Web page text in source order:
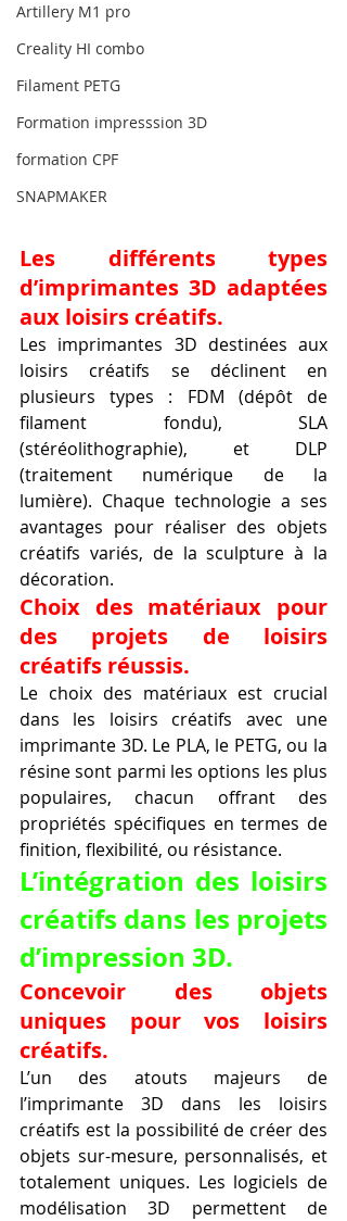
Artillery M1 pro
Creality HI combo
Filament PETG
Formation impresssion 3D
formation CPF
SNAPMAKER
Les différents types
d’imprimantes 3D adaptées
aux loisirs créatifs.
Les imprimantes 3D destinées aux
loisirs créatifs se déclinent en
plusieurs types : FDM (dépôt de
filament fondu), SLA
(stéréolithographie), et DLP
(traitement numérique de la
lumière). Chaque technologie a ses
avantages pour réaliser des objets
créatifs variés, de la sculpture à la
décoration.
Choix des matériaux pour
des projets de loisirs
créatifs réussis.
Le choix des matériaux est crucial
dans les loisirs créatifs avec une
imprimante 3D. Le PLA, le PETG, ou la
résine sont parmi les options les plus
populaires, chacun offrant des
propriétés spécifiques en termes de
finition, flexibilité, ou résistance.
L’intégration des loisirs
créatifs dans les projets
d’impression 3D.
Concevoir des objets
uniques pour vos loisirs
créatifs.
L’un des atouts majeurs de
l’imprimante 3D dans les loisirs
créatifs est la possibilité de créer des
objets sur-mesure, personnalisés, et
totalement uniques. Les logiciels de
modélisation 3D permettent de